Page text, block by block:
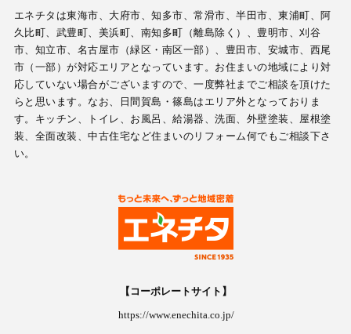
エネチタは東海市、大府市、知多市、常滑市、半田市、東浦町、阿
久比町、武豊町、美浜町、南知多町（離島除く）、豊明市、刈谷
市、知立市、名古屋市（緑区・南区一部）、豊田市、安城市、西尾
市（一部）が対応エリアとなっています。お住まいの地域により対
応していない場合がございますので、一度弊社までご相談を頂けた
らと思います。なお、日間賀島・篠島はエリア外となっておりま
す。キッチン、トイレ、お風呂、給湯器、洗面、外壁塗装、屋根塗
装、全面改装、中古住宅など住まいのリフォーム何でもご相談下さ
い。
【コーポレートサイト】
https://www.enechita.co.jp/